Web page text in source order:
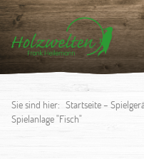
Sie sind hier: Startseite–
Spielanlage "Fisch"